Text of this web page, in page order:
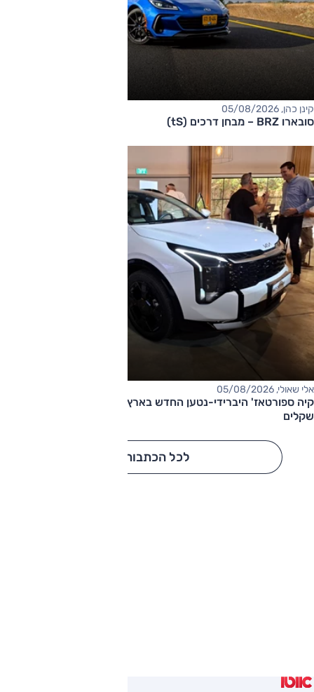
קינן כהן, 05/08/2026
סובארו BRZ – מבחן דרכים (tS)
אלי שאולי, 05/08/2026
שקלים
לכל הכתבות